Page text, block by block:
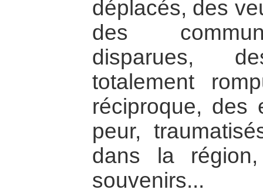
déplacés, des
des
disparues,
totalement
réciproque, des
peur,
dans la
souvenirs...